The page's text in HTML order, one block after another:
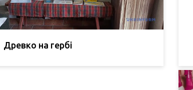
Древко на гербі